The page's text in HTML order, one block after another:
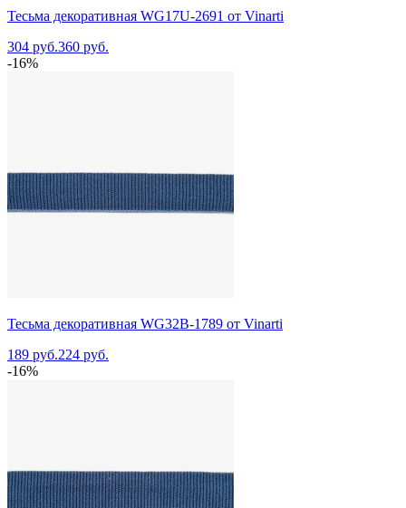
Тесьма декоративная WG17U-2691 от Vinarti
304 руб.360 руб.
-16%
Тесьма декоративная WG32B-1789 от Vinarti
189 руб.224 руб.
-16%